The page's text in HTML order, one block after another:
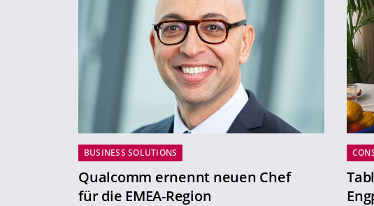
BUSINESS SOLUTIONS
Qualcomm ernennt neuen Chef
für die EMEA-Region